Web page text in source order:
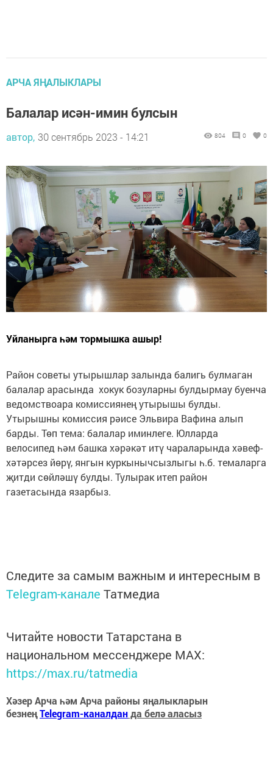
АРЧА ЯҢАЛЫКЛАРЫ
Балалар исән-имин булсын
автор, 30 сентябрь 2023 - 14:21 804 0 0
Уйланырга һәм тормышка ашыр!
Район советы утырышлар залында балигь булмаган
балалар арасында хокук бозуларны булдырмау буенча
ведомствоара комиссиянең утырышы булды.
Утырышны комиссия рәисе Эльвира Вафина алып
барды. Төп тема: балалар иминлеге. Юлларда
велосипед һәм башка хәрәкәт итү чараларында хәвеф-
хәтәрсез йөрү, янгын куркынычсызлыгы һ.б. темаларга
җитди сөйләшү булды. Тулырак итеп район
газетасында язарбыз.
Следите за самым важным и интересным в
Telegram-канале Татмедиа
Читайте новости Татарстана в
национальном мессенджере MАХ:
https://max.ru/tatmedia
Хәзер Арча һәм Арча районы яңалыкларын
безнеңTelegram-каналданда белә аласыз